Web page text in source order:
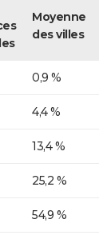
Moyenne
des villes
0,9 %
4,4 %
13,4 %
25,2 %
54,9 %